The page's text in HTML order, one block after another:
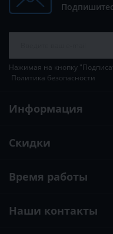
Нажимая на кнопку
Политика безопасности
Информация
Скидки
Время работы
Наши контакты